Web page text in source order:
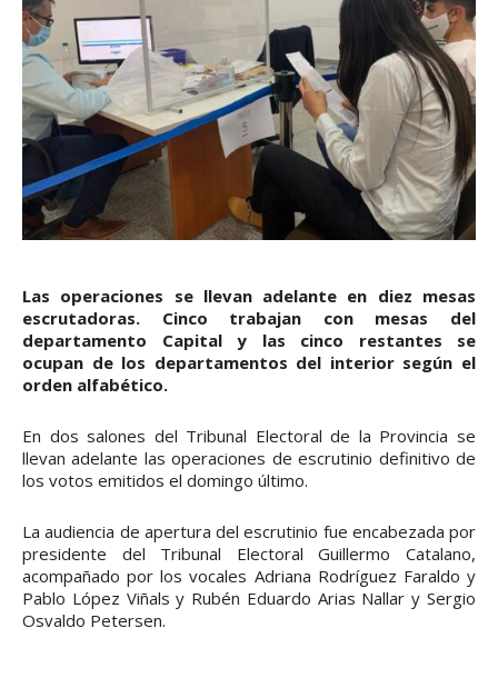
Las operaciones se llevan adelante en diez mesas
escrutadoras. Cinco trabajan con mesas del
departamento Capital y las cinco restantes se
ocupan de los departamentos del interior según el
orden alfabético.
En dos salones del Tribunal Electoral de la Provincia se
llevan adelante las operaciones de escrutinio definitivo de
los votos emitidos el domingo último.
La audiencia de apertura del escrutinio fue encabezada por
presidente del Tribunal Electoral Guillermo Catalano,
acompañado por los vocales Adriana Rodríguez Faraldo y
Pablo López Viñals y Rubén Eduardo Arias Nallar y Sergio
Osvaldo Petersen.